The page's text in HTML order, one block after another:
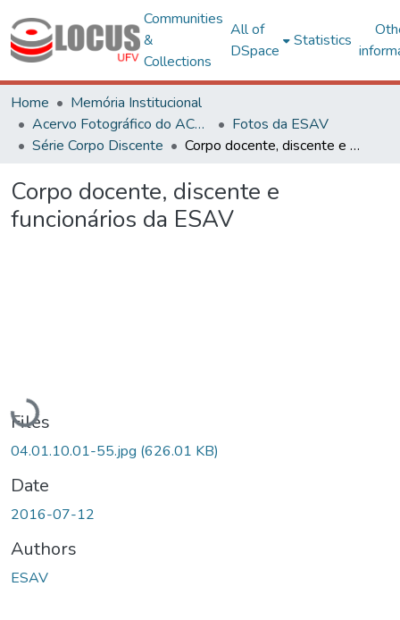
Communities
&
Collections
All of
DSpace
Statistics
Home
Memória Institucional
Acervo Fotográfico do ACH-UFV
Fotos da ESAV
Série Corpo Discente
Corpo docente, discente e funcionários da ESAV
Corpo docente, discente e
funcionários da ESAV
Loading...
Files
04.01.10.01-55.jpg (626.01 KB)
Date
2016-07-12
Authors
ESAV